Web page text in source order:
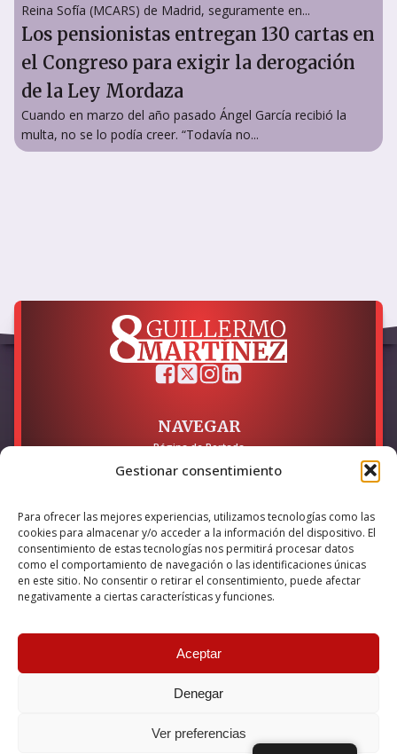
Gestionar consentimiento
Para ofrecer las mejores experiencias, utilizamos tecnologías como las
cookies para almacenar y/o acceder a la información del dispositivo. El
consentimiento de estas tecnologías nos permitirá procesar datos
como el comportamiento de navegación o las identificaciones únicas
en este sitio. No consentir o retirar el consentimiento, puede afectar
negativamente a ciertas características y funciones.
Aceptar
Denegar
Ver preferencias
Reina Sofía (MCARS) de Madrid, seguramente en...
Los pensionistas entregan 130 cartas en
el Congreso para exigir la derogación
de la Ley Mordaza
Cuando en marzo del año pasado Ángel García recibió la
multa, no se lo podía creer. “Todavía no...
NAVEGAR
Página de Portada
LEGAL
Política de Privacidad
Política de Cookies
Accesibilidad
Esta empresa ha sido beneficiaria del bono Kit Digital y lo ha
internet, financiado por la Unión Europea – NextGeneration EU
© 2026 Guillermo Martínez | Todos los derechos reservados |